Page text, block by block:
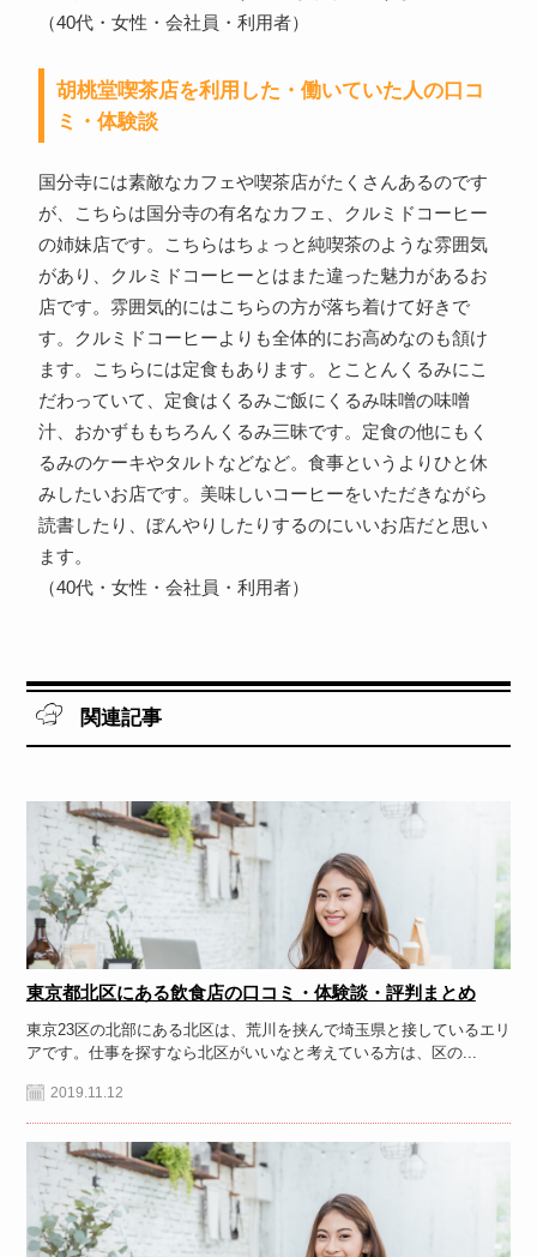
（40代・女性・会社員・利用者）
胡桃堂喫茶店を利用した・働いていた人の口コ
ミ・体験談
国分寺には素敵なカフェや喫茶店がたくさんあるのです
が、こちらは国分寺の有名なカフェ、クルミドコーヒー
の姉妹店です。こちらはちょっと純喫茶のような雰囲気
があり、クルミドコーヒーとはまた違った魅力があるお
店です。雰囲気的にはこちらの方が落ち着けて好きで
す。クルミドコーヒーよりも全体的にお高めなのも頷け
ます。こちらには定食もあります。とことんくるみにこ
だわっていて、定食はくるみご飯にくるみ味噌の味噌
汁、おかずももちろんくるみ三昧です。定食の他にもく
るみのケーキやタルトなどなど。食事というよりひと休
みしたいお店です。美味しいコーヒーをいただきながら
読書したり、ぼんやりしたりするのにいいお店だと思い
ます。
（40代・女性・会社員・利用者）
関連記事
東京都北区にある飲食店の口コミ・体験談・評判まとめ
東京23区の北部にある北区は、荒川を挟んで埼玉県と接しているエリ
アです。仕事を探すなら北区がいいなと考えている方は、区の...
2019.11.12